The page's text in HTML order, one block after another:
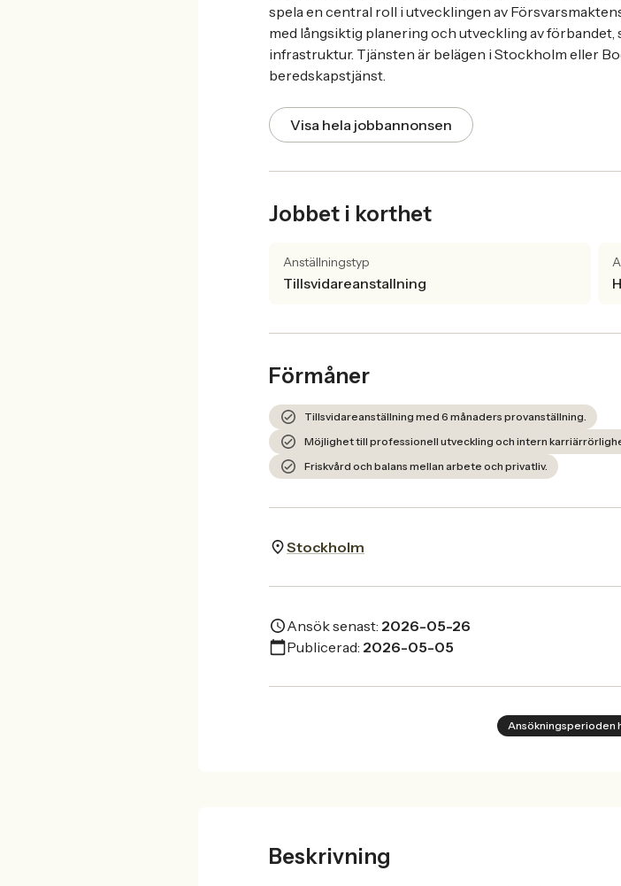
spela en central roll i utvecklingen av
med långsiktig planering och utveckling av
infrastruktur. Tjänsten är belägen i Stockholm eller
beredskapstjänst.
Visa hela jobbannonsen
Jobbet i korthet
Anställningstyp
Tillsvidareanstallning
Förmåner
Tillsvidareanställning med 6 månaders provanställning.
Möjlighet till professionell utveckling och intern
Friskvård och balans mellan arbete och privatliv.
Stockholm
Ansök senast: 2026-05-26
Publicerad: 2026-05-05
Ansökningsperioden
Beskrivning